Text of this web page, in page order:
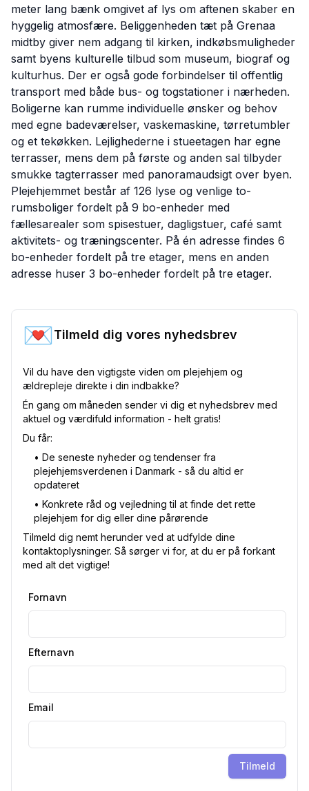
meter lang bænk omgivet af lys om aftenen skaber en
hyggelig atmosfære. Beliggenheden tæt på Grenaa
midtby giver nem adgang til kirken, indkøbsmuligheder
samt byens kulturelle tilbud som museum, biograf og
kulturhus. Der er også gode forbindelser til offentlig
transport med både bus- og togstationer i nærheden.
Boligerne kan rumme individuelle ønsker og behov
med egne badeværelser, vaskemaskine, tørretumbler
og et tekøkken. Lejlighederne i stueetagen har egne
terrasser, mens dem på første og anden sal tilbyder
smukke tagterrasser med panoramaudsigt over byen.
Plejehjemmet består af 126 lyse og venlige to-
rumsboliger fordelt på 9 bo-enheder med
fællesarealer som spisestuer, dagligstuer, café samt
aktivitets- og træningscenter. På én adresse findes 6
bo-enheder fordelt på tre etager, mens en anden
adresse huser 3 bo-enheder fordelt på tre etager.
💌Tilmeld dig vores nyhedsbrev
Vil du have den vigtigste viden om plejehjem og
ældrepleje direkte i din indbakke?
Én gang om måneden sender vi dig et nyhedsbrev med
aktuel og værdifuld information - helt gratis!
Du får:
•⁠ De seneste nyheder og tendenser fra
plejehjemsverdenen i Danmark - så du altid er
opdateret
•⁠ Konkrete råd og vejledning til at finde det rette
plejehjem for dig eller dine pårørende
Tilmeld dig nemt herunder ved at udfylde dine
kontaktoplysninger. Så sørger vi for, at du er på forkant
med alt det vigtige!
Fornavn
Efternavn
Email
Tilmeld